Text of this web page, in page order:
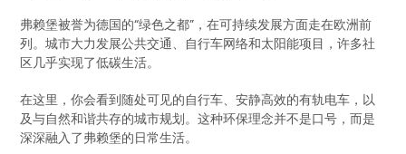
弗赖堡被誉为德国的“绿色之都”，在可持续发展方面走在欧洲前
列。城市大力发展公共交通、自行车网络和太阳能项目，许多社
区几乎实现了低碳生活。
在这里，你会看到随处可见的自行车、安静高效的有轨电车，以
及与自然和谐共存的城市规划。这种环保理念并不是口号，而是
深深融入了弗赖堡的日常生活。